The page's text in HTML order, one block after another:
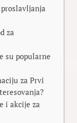
za
su popularne
za Prvi
i akcije za